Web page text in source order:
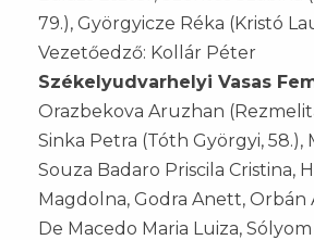
79.), Györgyicze Réka (Kristó
Vezetőedző: Kollár Péter
Székelyudvarhelyi Vasas
Orazbekova Aruzhan
Sinka Petra (Tóth Györgyi, 58.),
Souza Badaro Priscila Cristina,
Magdolna, Godra Anett, Orbán
De Macedo Maria Luiza,